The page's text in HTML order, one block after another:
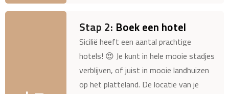
Stap 2: Boek een hotel
Sicilië heeft een aantal prachtige
hotels! 😍 Je kunt in hele mooie stadjes
verblijven, of juist in mooie landhuizen
op het platteland. De locatie van je